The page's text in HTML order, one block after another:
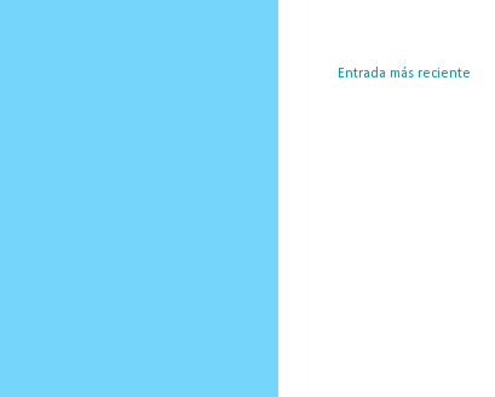
Entrada más reciente